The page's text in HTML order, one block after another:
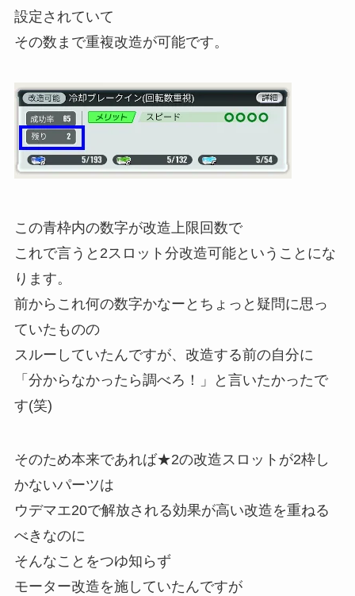
設定されていて
その数まで重複改造が可能です。
この青枠内の数字が改造上限回数で
これで言うと2スロット分改造可能ということにな
ります。
前からこれ何の数字かなーとちょっと疑問に思っ
ていたものの
スルーしていたんですが、改造する前の自分に
「分からなかったら調べろ！」と言いたかったで
す(笑)
そのため本来であれば★2の改造スロットが2枠し
かないパーツは
ウデマエ20で解放される効果が高い改造を重ねる
べきなのに
そんなことをつゆ知らず
モーター改造を施していたんですが